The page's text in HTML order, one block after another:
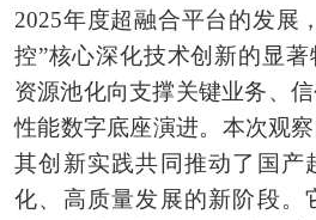
2025年度超融合平台的发展
控”核心深化技术创新的显
资源池化向支撑关键业务、
性能数字底座演进。本次观
其创新实践共同推动了国产
化、高质量发展的新阶段。